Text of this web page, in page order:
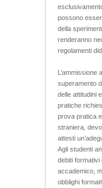
possono
della
renderanno
regolamenti
L’ammissione
superamento
delle attitudini
pratiche
prova pratica
straniera,
attesti
Agli studenti
debiti formativi
accademico,
obblighi